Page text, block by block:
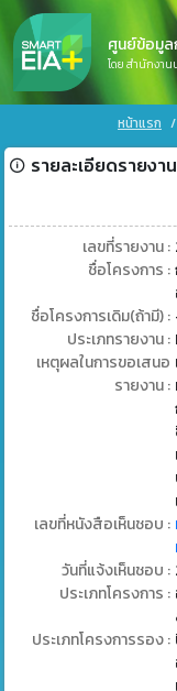
ศูนย์ข้อมูล
โดย สำนักงาน
หน้าแรก
รายละเอียดรายงาน
เลขที่รายงาน :
ชื่อโครงการ :
ชื่อโครงการเดิม(ถ้ามี) :
ประเภทรายงาน :
เหตุผลในการขอเสนอ
รายงาน :
เลขที่หนังสือเห็นชอบ :
วันที่แจ้งเห็นชอบ :
ประเภทโครงการ :
ประเภทโครงการรอง :